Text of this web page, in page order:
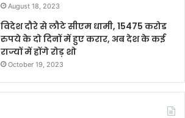
August 18, 2023
विदेश दौरे से लौटे सीएम धामी, 15475 करोड
रुपये के दो दिनों में हुए करार, अब देश के कई
राज्यों में होंगे रोड़ शो
October 19, 2023